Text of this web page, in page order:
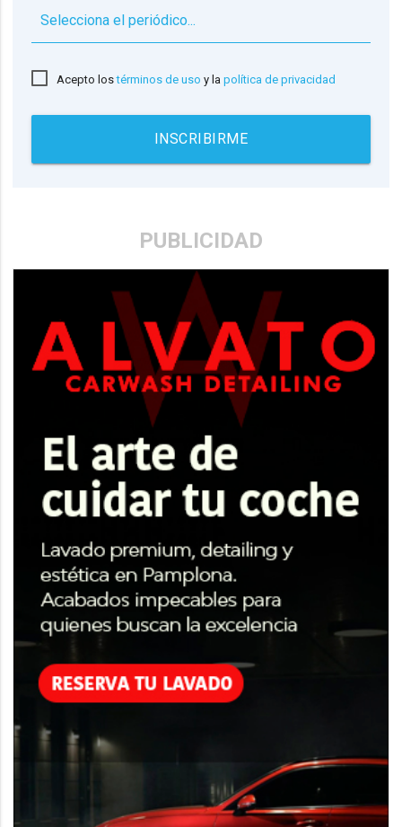
Acepto lostérminos de uso y lapolítica de privacidad
INSCRIBIRME
PUBLICIDAD